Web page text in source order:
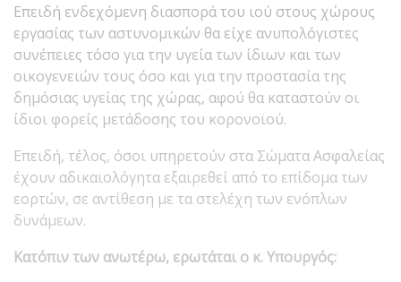
Επειδή ενδεχόμενη διασπορά του ιού στους χώρους
εργασίας των αστυνομικών θα είχε ανυπολόγιστες
συνέπειες τόσο για την υγεία των ίδιων και των
οικογενειών τους όσο και για την προστασία της
δημόσιας υγείας της χώρας, αφού θα καταστούν οι
ίδιοι φορείς μετάδοσης του κορονοϊού.
Επειδή, τέλος, όσοι υπηρετούν στα Σώματα Ασφαλείας
έχουν αδικαιολόγητα εξαιρεθεί από το επίδομα των
εορτών, σε αντίθεση με τα στελέχη των ενόπλων
δυνάμεων.
Κατόπιν των ανωτέρω, ερωτάται ο κ. Υπουργός: